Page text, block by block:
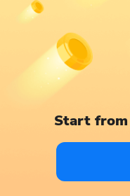
Start from